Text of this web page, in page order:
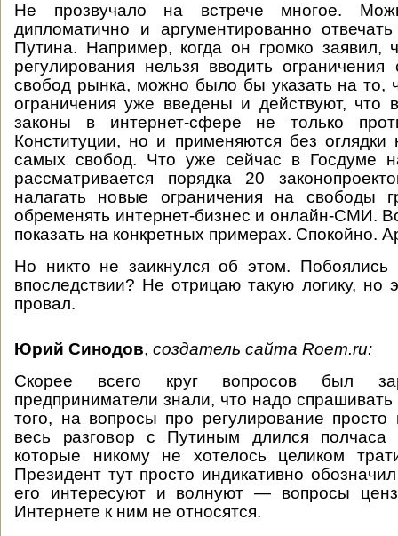
Не прозвучало на встрече многое.
дипломатично и аргументированно
Путина. Например, когда он громко заявил,
регулирования нельзя вводить
свобод рынка, можно было бы указать на то,
ограничения уже введены и действуют, что
законы в интернет-сфере не только
Конституции, но и применяются без
самых свобод. Что уже сейчас в Госдуме
рассматривается порядка 20
налагать новые ограничения на свободы
обременять интернет-бизнес и онлайн-СМИ.
показать на конкретных примерах. Спокойно.
Но никто не заикнулся об этом.
впоследствии? Не отрицаю такую логику, но
провал.
Юрий Синодов, создатель сайта Roem.ru:
Скорее всего круг вопросов был
предприниматели знали, что надо
того, на вопросы про регулирование
весь разговор с Путиным длился полчаса
которые никому не хотелось целиком
Президент тут просто индикативно
его интересуют и волнуют — вопросы
Интернете к ним не относятся.